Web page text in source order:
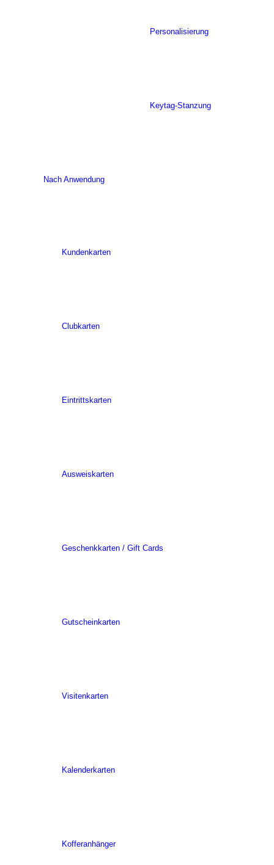
Personalisierung
Keytag-Stanzung
Nach Anwendung
Kundenkarten
Clubkarten
Eintrittskarten
Ausweiskarten
Geschenkkarten / Gift Cards
Gutscheinkarten
Visitenkarten
Kalenderkarten
Kofferanhänger